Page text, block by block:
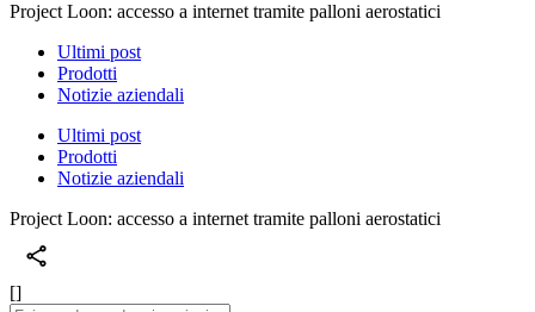
Project Loon: accesso a internet tramite palloni aerostatici
Ultimi post
Prodotti
Notizie aziendali
Ultimi post
Prodotti
Notizie aziendali
Project Loon: accesso a internet tramite palloni aerostatici
[]